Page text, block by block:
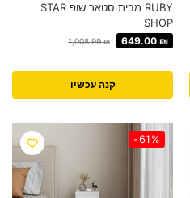
RUBY מבית סטאר שופ STAR
SHOP
1,008.99₪ 649.00 ₪
קנה עכשיו
-61%